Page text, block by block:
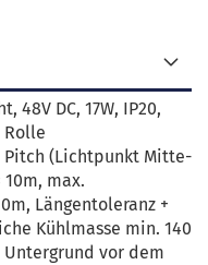
48V DC, 17W, IP20,
Rolle
Pitch (Lichtpunkt Mitte-
max.
Längentoleranz +
Kühlmasse min. 140
Untergrund vor dem